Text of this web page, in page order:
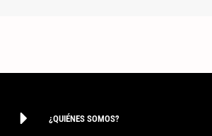
¿QUIÉNES SOMOS?